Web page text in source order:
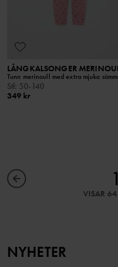
LÅNGKALSONGER
Tunn merinoull med extra mjuka
Stl: 50-140
349 kr
1
VISAR
NYHETER